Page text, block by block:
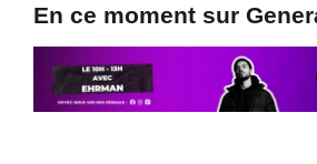
En ce moment sur